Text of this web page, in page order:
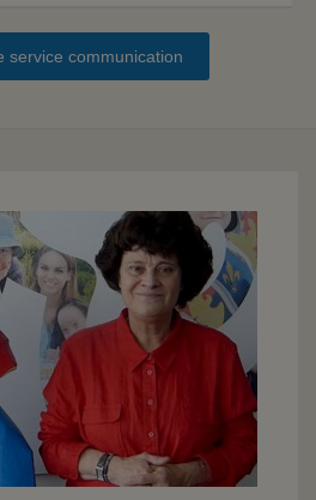
UN DON
DEVENIR
UN PETIT PRINCE
service communication